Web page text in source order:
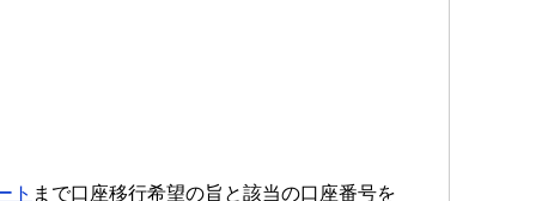
ト まで口座移行希望の旨と該当の口座番号を